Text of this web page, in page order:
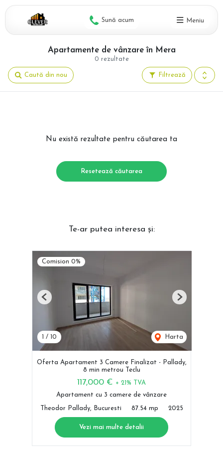
Sună acum Meniu
0 rezultate
Apartamente de vânzare în Mera
Filtrează
Caută din nou
Nu există rezultate pentru căutarea ta
Resetează căutarea
Te-ar putea interesa și:
Comision 0%
1 / 10 Harta
Previous Next
Oferta Apartament 3 Camere Finalizat - Pallady,
8 min metrou Teclu
117,000 € + 21% TVA
Apartament cu 3 camere de vânzare
Theodor Pallady, Bucuresti 87.54 mp 2025
Vezi mai multe detalii